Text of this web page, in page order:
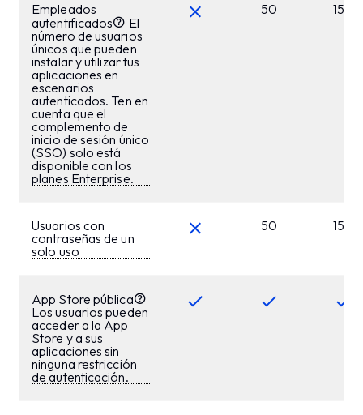
Empleados
autentificados
El
número de usuarios
únicos que pueden
instalar y utilizar tus
aplicaciones en
escenarios
autenticados. Ten en
cuenta que el
complemento de
inicio de sesión único
(SSO) solo está
disponible con los
planes Enterprise.
50 150
Usuarios con
contraseñas de un
solo uso
50 150
App Store pública
Los usuarios pueden
acceder a la App
Store y a sus
aplicaciones sin
ninguna restricción
de autenticación.